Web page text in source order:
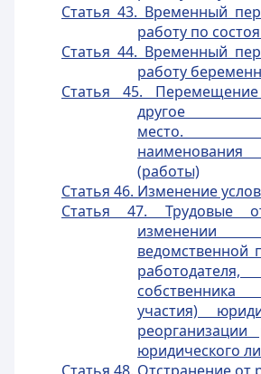
Статья 43. Временный
работу по
Статья 44. Временный
работу
Статья 45.
другое
место.
(работы)
Статья 46. Изменение
Статья 47. Трудовые
изменении
ведомственной
участия)
реорганизации
юридического